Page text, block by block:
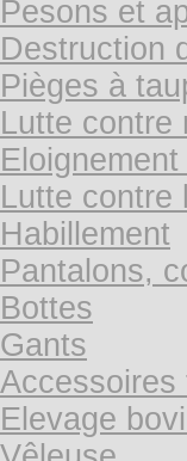
Pesons et
Destruction
Pièges à
Lutte contre
Lutte contre
Habillement
Pantalons,
Bottes
Gants
Accessoires
Elevage